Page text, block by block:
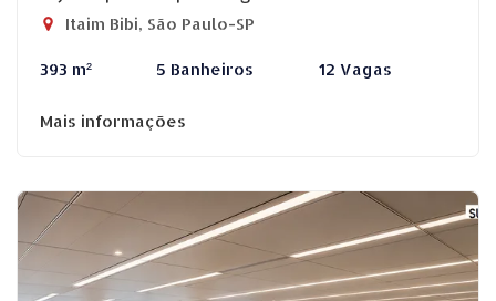
Itaim Bibi, São Paulo-SP
393 m² 5 Banheiros 12 Vagas
Mais informações